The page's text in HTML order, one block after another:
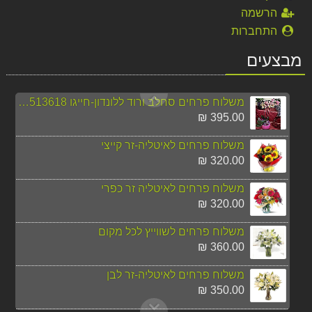
הרשמה
התחברות
מבצעים
זר חמניות כפרי
130.00 ₪
390.00 ₪
משלוח פרחים סחלב ורוד ללונדון-חייגו 037513618
395.00 ₪
משלוח פרחים לאיטליה-זר קייצי
320.00 ₪
משלוח פרחים לאיטליה זר כפרי
320.00 ₪
משלוח פרחים לשווייץ לכל מקום
360.00 ₪
משלוח פרחים לאיטליה-זר לבן
350.00 ₪